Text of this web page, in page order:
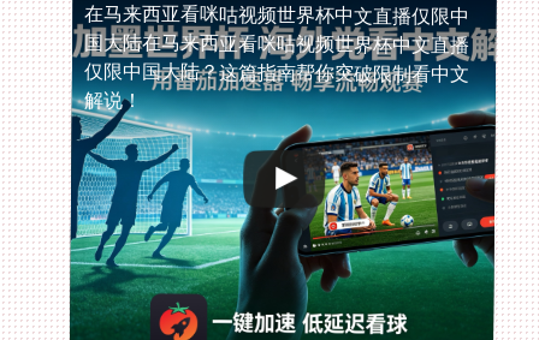
在马来西亚看咪咕视频世界杯中文直播仅限中
国大陆在马来西亚看咪咕视频世界杯中文直播
仅限中国大陆？这篇指南帮你突破限制看中文
解说！